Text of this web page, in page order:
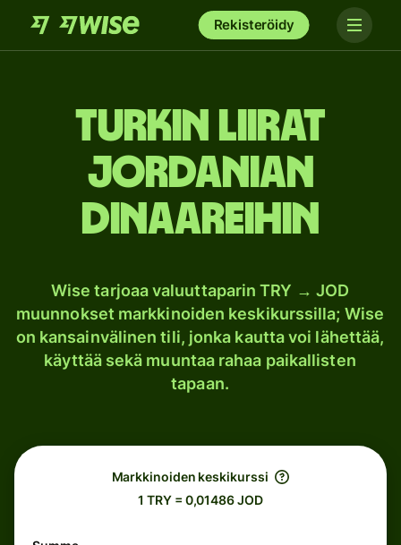
Rekisteröidy
Turkin liirat
Jordanian
dinaareihin
Wise tarjoaa valuuttaparin TRY → JOD
muunnokset markkinoiden keskikurssilla; Wise
on kansainvälinen tili, jonka kautta voi lähettää,
käyttää sekä muuntaa rahaa paikallisten
tapaan.
Markkinoiden keskikurssi
1 TRY = 0,01486 JOD